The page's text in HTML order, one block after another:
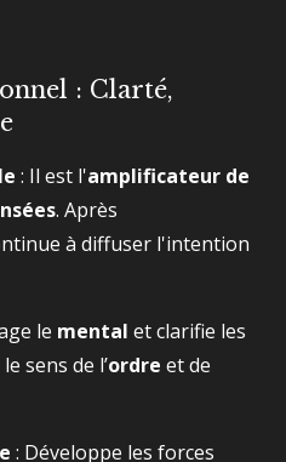
: Clarté,
: Il est l'amplificateur de
. Après
à diffuser l'intention
le mental et clarifie les
sens de l’ordre et de
: Développe les forces